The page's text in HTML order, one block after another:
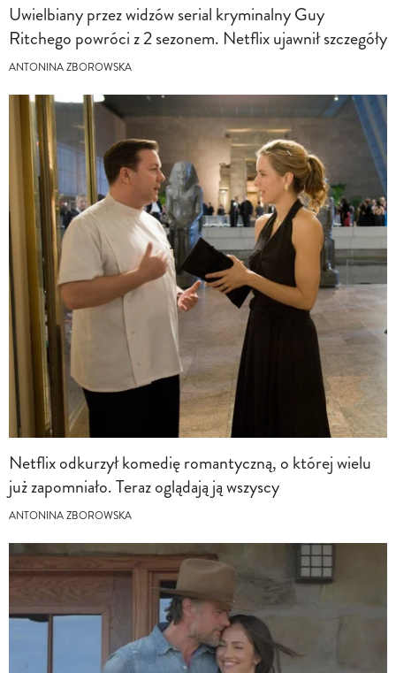
Uwielbiany przez widzów serial kryminalny Guy
Ritchego powróci z 2 sezonem. Netflix ujawnił szczegóły
ANTONINA ZBOROWSKA
Netflix odkurzył komedię romantyczną, o której wielu
już zapomniało. Teraz oglądają ją wszyscy
ANTONINA ZBOROWSKA